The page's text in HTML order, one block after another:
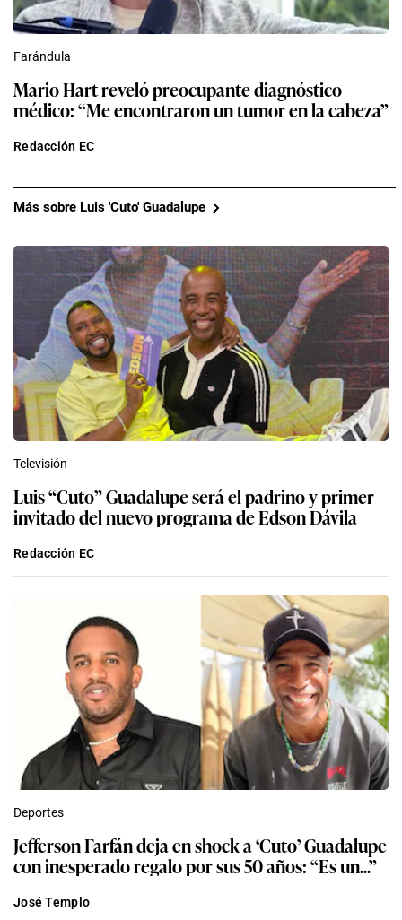
Farándula
Mario Hart reveló preocupante diagnóstico
médico: “Me encontraron un tumor en la cabeza”
Redacción EC
Más sobre Luis 'Cuto' Guadalupe
Televisión
Luis “Cuto” Guadalupe será el padrino y primer
invitado del nuevo programa de Edson Dávila
Redacción EC
Deportes
Jefferson Farfán deja en shock a ‘Cuto’ Guadalupe
con inesperado regalo por sus 50 años: “Es un...”
José Templo